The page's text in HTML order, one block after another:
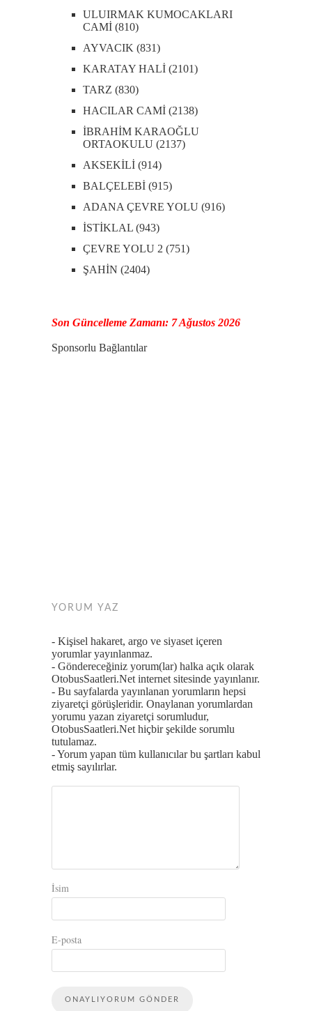
ULUIRMAK KUMOCAKLARI
CAMİ (810)
AYVACIK (831)
KARATAY HALİ (2101)
TARZ (830)
HACILAR CAMİ (2138)
İBRAHİM KARAOĞLU
ORTAOKULU (2137)
AKSEKİLİ (914)
BALÇELEBİ (915)
ADANA ÇEVRE YOLU (916)
İSTİKLAL (943)
ÇEVRE YOLU 2 (751)
ŞAHİN (2404)
Son Güncelleme Zamanı: 7 Ağustos 2026
Sponsorlu Bağlantılar
YORUM YAZ
- Kişisel hakaret, argo ve siyaset içeren
yorumlar yayınlanmaz.
- Göndereceğiniz yorum(lar) halka açık olarak
OtobusSaatleri.Net internet sitesinde yayınlanır.
- Bu sayfalarda yayınlanan yorumların hepsi
ziyaretçi görüşleridir. Onaylanan yorumlardan
yorumu yazan ziyaretçi sorumludur,
OtobusSaatleri.Net hiçbir şekilde sorumlu
tutulamaz.
- Yorum yapan tüm kullanıcılar bu şartları kabul
etmiş sayılırlar.
İsim
E-posta